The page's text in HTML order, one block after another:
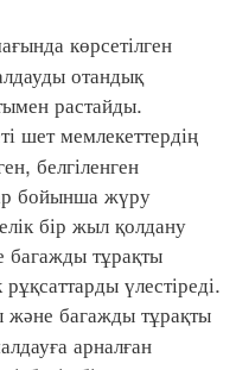
көрсетілген
отандық
растайды.
шет мемлекеттердің
белгіленген
бойынша жүру
бір жыл қолдану
тұрақты
үлестіреді.
багажды тұрақты
арналған